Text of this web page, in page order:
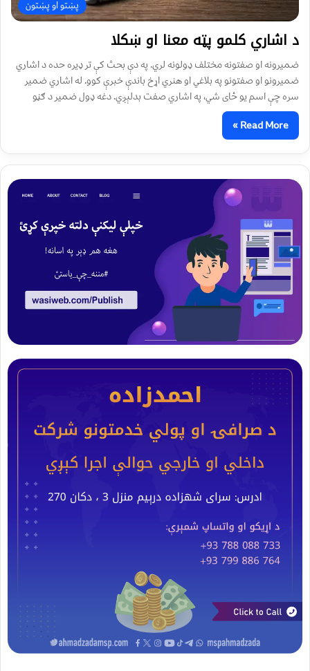
پښتو او پښتون
د اشاري کلمو پټه معنا او ښکلا
ضمیرونه او صفتونه مختلف ډولونه لري. په دې بحث کې تر ډیره حده د اشاري
ضمیرونو او صفتونو په بلاغي او هنري اړخ باندې خبرې کوو. له اشاري ضمیر
سره چې اسم یو ځای شي، په اشاري صفت بدلېږي. دغه ډول ضمیر د ګڼو
Read More »